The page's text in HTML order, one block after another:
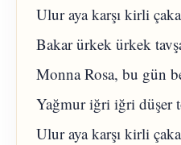
Ulur aya karşı kirli
Bakar ürkek ürkek
Monna Rosa, bu gün
Yağmur iğri iğri düşer
Ulur aya karşı kirli